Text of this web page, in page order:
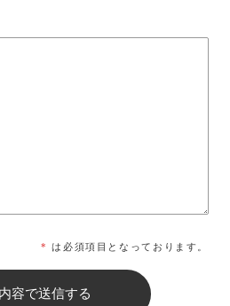
* は必須項目となっております。